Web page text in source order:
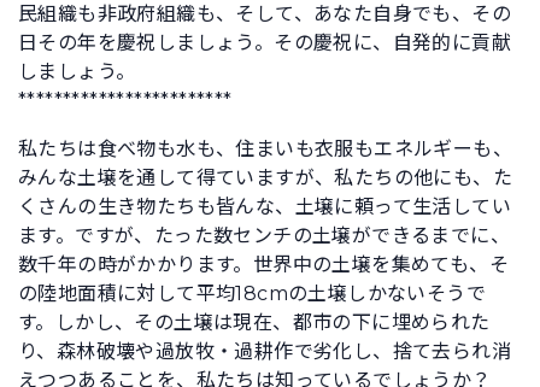
民組織も非政府組織も、そして、あなた自身でも、その
日その年を慶祝しましょう。その慶祝に、自発的に貢献
しましょう。
************************
私たちは食べ物も水も、住まいも衣服もエネルギーも、
みんな土壌を通して得ていますが、私たちの他にも、た
くさんの生き物たちも皆んな、土壌に頼って生活してい
ます。ですが、たった数センチの土壌ができるまでに、
数千年の時がかかります。世界中の土壌を集めても、そ
の陸地面積に対して平均18cmの土壌しかないそうで
す。しかし、その土壌は現在、都市の下に埋められた
り、森林破壊や過放牧・過耕作で劣化し、捨て去られ消
えつつあることを、私たちは知っているでしょうか？